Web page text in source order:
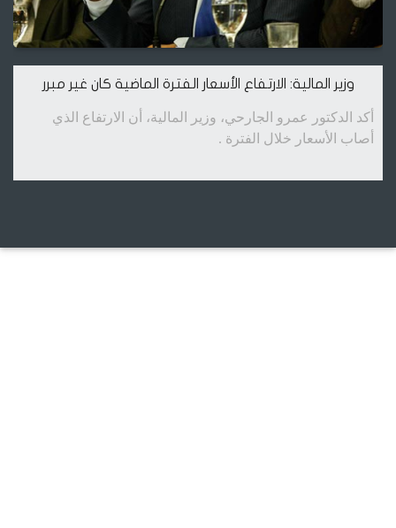
وزير المالية: الارتفاع الأسعار الفترة الماضية كان غير مبرر
أكد الدكتور عمرو الجارحي، وزير المالية، أن الارتفاع الذي
أصاب الأسعار خلال الفترة .